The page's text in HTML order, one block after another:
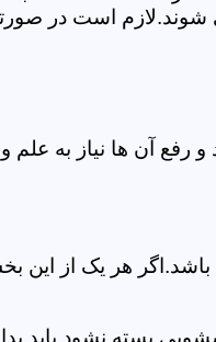
است در صورتی
آن ها نیاز به علم و
هر یک از این بخش
بسته نشود.باید